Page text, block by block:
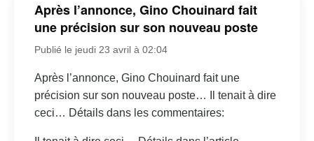
Après l’annonce, Gino Chouinard fait
une précision sur son nouveau poste
Publié le jeudi 23 avril à 02:04
Après l’annonce, Gino Chouinard fait une
précision sur son nouveau poste… Il tenait à dire
ceci… Détails dans les commentaires: